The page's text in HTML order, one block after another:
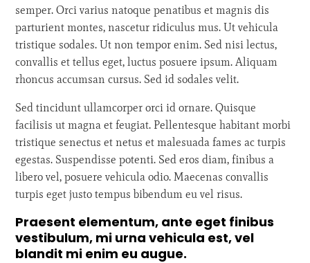
semper. Orci varius natoque penatibus et magnis dis
parturient montes, nascetur ridiculus mus. Ut vehicula
tristique sodales. Ut non tempor enim. Sed nisi lectus,
convallis et tellus eget, luctus posuere ipsum. Aliquam
rhoncus accumsan cursus. Sed id sodales velit.
Sed tincidunt ullamcorper orci id ornare. Quisque
facilisis ut magna et feugiat. Pellentesque habitant morbi
tristique senectus et netus et malesuada fames ac turpis
egestas. Suspendisse potenti. Sed eros diam, finibus a
libero vel, posuere vehicula odio. Maecenas convallis
turpis eget justo tempus bibendum eu vel risus.
Praesent elementum, ante eget finibus
vestibulum, mi urna vehicula est, vel
blandit mi enim eu augue.